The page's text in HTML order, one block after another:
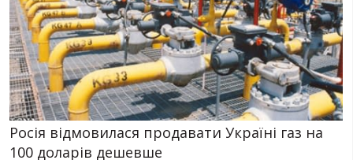
CHRONOLOGY OF EUROMAIDAN
SERVICES
Росія відмовилася продавати Україні газ на
100 доларів дешевше